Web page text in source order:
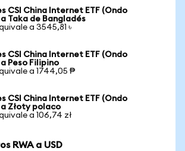
CSI China Internet ETF (Ondo
Taka de Bangladés
a 3545,81 ৳
CSI China Internet ETF (Ondo
Peso Filipino
a 1744,05 ₱
CSI China Internet ETF (Ondo
Złoty polaco
a 106,74 zł
RWA a USD